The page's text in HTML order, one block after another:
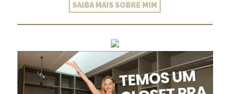
SAIBA MAIS SOBRE MIM